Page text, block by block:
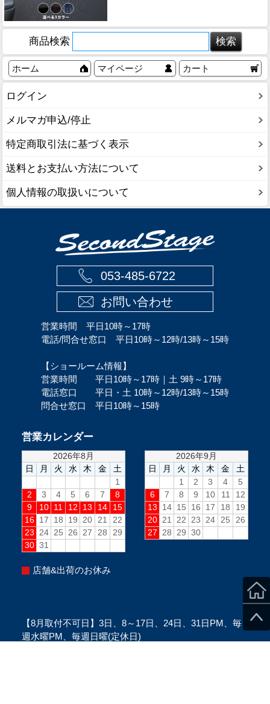
商品検索
ホーム マイページ カート
ログイン
メルマガ申込/停止
特定商取引法に基づく表示
送料とお支払い方法について
個人情報の取扱いについて
053-485-6722
お問い合わせ
営業時間 平日10時～17時
電話/問合せ窓口 平日10時～12時/13時～15時
【ショールーム情報】
営業時間 平日10時～17時｜土 9時～17時
電話窓口 平日・土 10時～12時/13時～15時
問合せ窓口 平日10時～15時
営業カレンダー
店舗&出荷のお休み
【8月取付不可日】3日、8～17日、24日、31日PM、毎
週水曜PM、毎週日曜(定休日)